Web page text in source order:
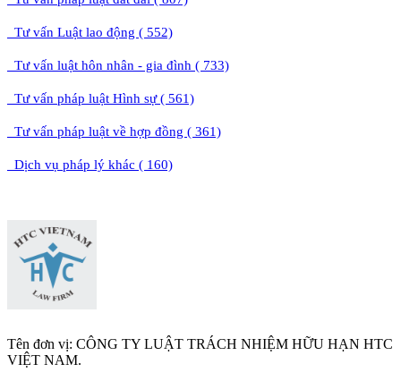
Tư vấn Luật lao động ( 552)
Tư vấn luật hôn nhân - gia đình ( 733)
Tư vấn pháp luật Hình sự ( 561)
Tư vấn pháp luật về hợp đồng ( 361)
Dịch vụ pháp lý khác ( 160)
Tên đơn vị: CÔNG TY LUẬT TRÁCH NHIỆM HỮU HẠN HTC
VIỆT NAM.